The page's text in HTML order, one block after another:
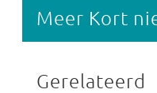
Meer Kort
Gerelateerd